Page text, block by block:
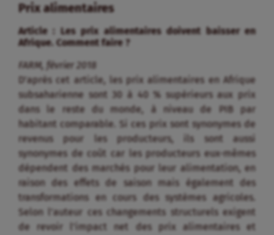
Prix alimentaires
Article : Les prix alimentaires doivent baisser en
Afrique. Comment faire ?
FARM, février 2018
D’après cet article, les prix alimentaires en Afrique
subsaharienne sont 30 à 40 % supérieurs aux prix
dans le reste du monde, à niveau de PIB par
habitant comparable. Si ces prix sont synonymes de
revenus pour les producteurs, ils sont aussi
synonymes de coût car les producteurs eux-mêmes
dépendent des marchés pour leur alimentation, en
raison des effets de saison mais également des
transformations en cours des systèmes agricoles.
Selon l’auteur ces changements structurels exigent
de revoir l’impact net des prix alimentaires et